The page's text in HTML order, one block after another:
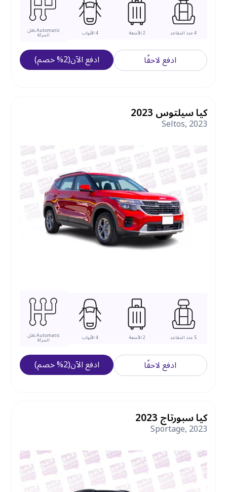
4عدد المقاعد 2الأمتعة 4الأبواب Automaticناقلالحركة
ادفع لاحقًا ادفع الآن(
2
%خصم)
كيا سيلتوس 2023
Seltos,2023
5عدد المقاعد 2الأمتعة 4الأبواب Automaticناقلالحركة
ادفع لاحقًا ادفع الآن(
2
%خصم)
كيا سبورتاج 2023
Sportage,2023